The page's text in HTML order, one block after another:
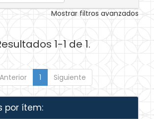
Mostrar filtros avanzados
1-1 de 1.
Anterior 1 Siguiente
por ítem: